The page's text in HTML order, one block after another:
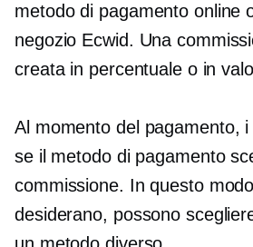
metodo di pagamento online
negozio Ecwid. Una
creata in percentuale o in
Al momento del pagamento,
se il metodo di pagamento
commissione. In questo
desiderano, possono